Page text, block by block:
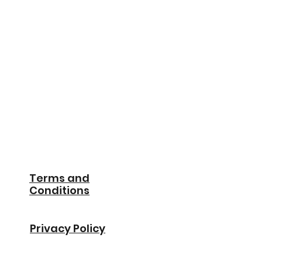
Terms and
Conditions
Privacy Policy